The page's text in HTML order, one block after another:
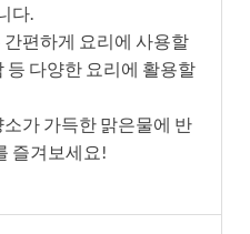
다.
편하게 요리에 사용할
등 다양한 요리에 활용할
가 가득한 맑은물에 반
즐겨보세요!